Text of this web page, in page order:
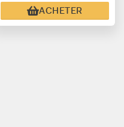
ACHETER